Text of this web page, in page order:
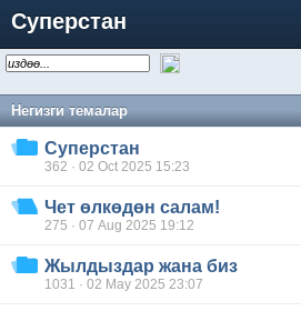
Суперстан
Негизги темалар
Суперстан
362 · 02 Oct 2025 15:23
Чет өлкөдөн салам!
275 · 07 Aug 2025 19:12
Жылдыздар жана биз
1031 · 02 May 2025 23:07